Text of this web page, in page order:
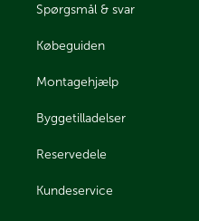
Spørgsmål & svar
Købeguiden
Montagehjælp
Byggetilladelser
Reservedele
Kundeservice